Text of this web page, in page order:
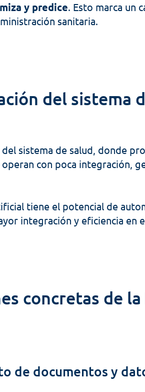
y predice. Esto marca un
sanitaria.
del sistema
sistema de salud, donde
con poca integración,
tiene el potencial de
integración y eficiencia en
concretas de
de documentos y